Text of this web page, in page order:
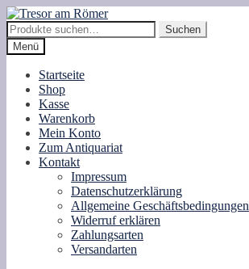
Zur
Navigation
springen
Zum
Inhalt
springen
Suche
nach:
Suchen
Menü
Startseite
Shop
Kasse
Warenkorb
Mein Konto
Zum Antiquariat
Kontakt
Impressum
Datenschutzerklärung
Allgemeine Geschäftsbedingungen
Widerruf erklären
Zahlungsarten
Versandarten